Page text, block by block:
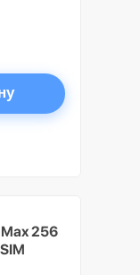
256